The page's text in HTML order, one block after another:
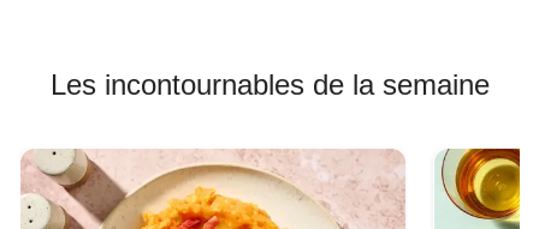
Les incontournables de la semaine